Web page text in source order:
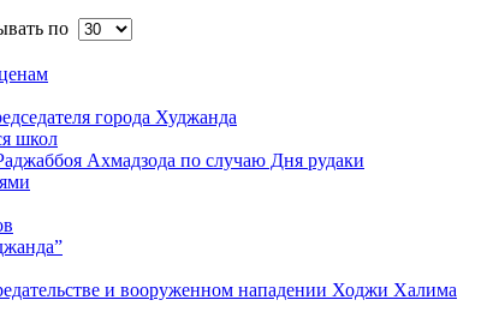
по
города Худжанда
школ
Ахмадзода по случаю Дня рудаки
и вооруженном нападении Ходжи Халима